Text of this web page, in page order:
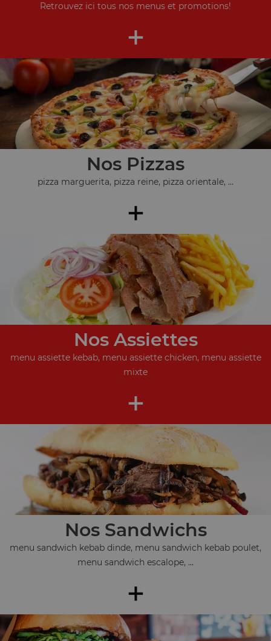
Retrouvez ici tous nos menus et promotions!
+
Nos Pizzas
pizza marguerita, pizza reine, pizza orientale, ...
+
Nos Assiettes
menu assiette kebab, menu assiette chicken, menu assiette
mixte
+
Nos Sandwichs
menu sandwich kebab dinde, menu sandwich kebab poulet,
menu sandwich escalope, ...
+